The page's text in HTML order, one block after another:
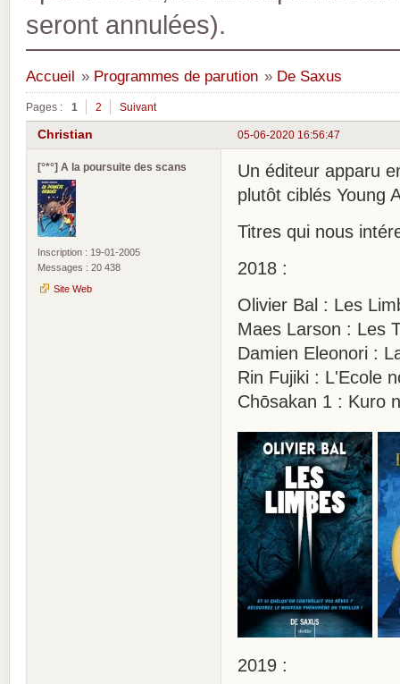
seront annulées).
Accueil » Programmes de parution » De Saxus
Pages : 1 2 Suivant
05-06-2020 16:56:47
Christian
[°*°] A la poursuite des scans
Inscription : 19-01-2005
Messages : 20 438
Site Web
Un éditeur apparu
plutôt ciblés Young
Titres qui nous
2018 :
Olivier Bal : Les
Maes Larson : Les
Damien Eleonori :
Rin Fujiki : L'Ecole
Chōsakan 1 : Kuro
2019 :